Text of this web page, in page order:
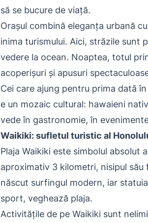
să se bucure de viață.
Orașul combină eleganța urbană
inima turismului. Aici, străzile sunt
vedere la ocean. Noaptea, totul
acoperișuri și apusuri
Cei care ajung pentru prima dată
e un mozaic cultural: hawaieni
vede în gastronomie, în
Waikiki: sufletul turistic al
Plaja Waikiki este simbolul absolut
aproximativ 3 kilometri, nisipul
născut surfingul modern, iar
sport, veghează plaja.
Activitățile de pe Waikiki sunt